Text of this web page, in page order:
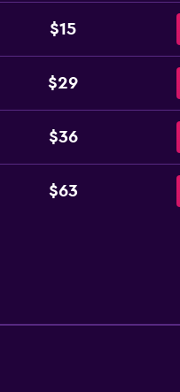
$15
$29
$36
$63